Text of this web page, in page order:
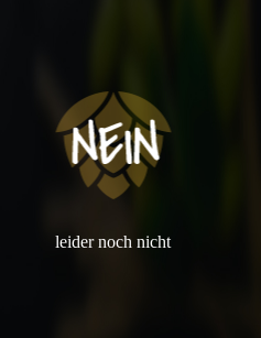
leider noch nicht